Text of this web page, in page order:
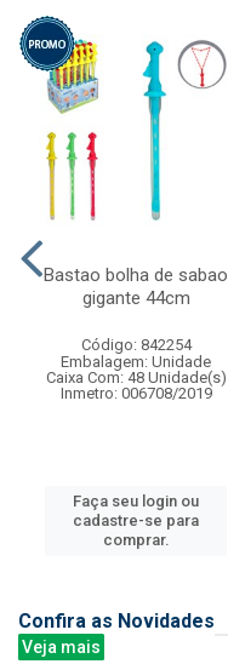
Bastao bolha de sabao
gigante 44cm
Código: 842254
Embalagem: Unidade
Caixa Com: 48 Unidade(s)
Inmetro: 006708/2019
Faça seu login ou
cadastre-se para
comprar.
Confira as Novidades
Veja mais